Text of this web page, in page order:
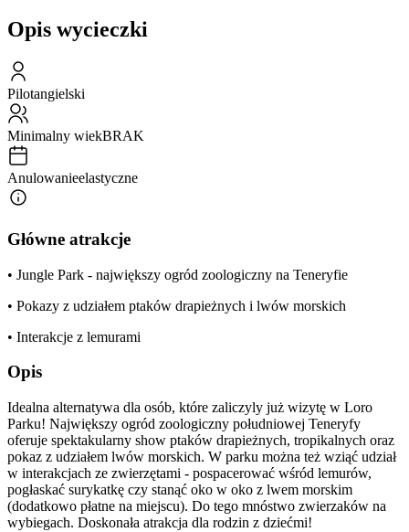
Opis wycieczki
Pilotangielski
Minimalny wiekBRAK
Anulowanieelastyczne
Główne atrakcje
• Jungle Park - największy ogród zoologiczny na Teneryfie
• Pokazy z udziałem ptaków drapieżnych i lwów morskich
• Interakcje z lemurami
Opis
Idealna alternatywa dla osób, które zaliczyly już wizytę w Loro
Parku! Największy ogród zoologiczny południowej Teneryfy
oferuje spektakularny show ptaków drapieżnych, tropikalnych oraz
pokaz z udziałem lwów morskich. W parku można też wziąć udział
w interakcjach ze zwierzętami - pospacerować wśród lemurów,
pogłaskać surykatkę czy stanąć oko w oko z lwem morskim
(dodatkowo płatne na miejscu). Do tego mnóstwo zwierzaków na
wybiegach. Doskonała atrakcja dla rodzin z dziećmi!